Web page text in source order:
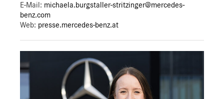
E-Mail: michaela.burgstaller-stritzinger@mercedes-
benz.com
Web: presse.mercedes-benz.at